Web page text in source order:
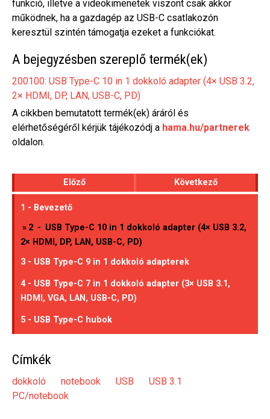
funkció, illetve a videokimenetek viszont csak akkor
működnek, ha a gazdagép az USB-C csatlakozón
keresztül szintén támogatja ezeket a funkciókat.
A bejegyzésben szereplő termék(ek)
200100: USB Type-C 10 in 1 dokkoló adapter (4× USB 3.2,
2× HDMI, DP, LAN, USB-C, PD)
A cikkben bemutatott termék(ek) áráról és
elérhetőségéről kérjük tájékozódj a hama.hu/partnerek
oldalon.
Előző Következő
1 - Bevezető
» 2 - USB Type-C 10 in 1 dokkoló adapter (4× USB 3.2,
2× HDMI, DP, LAN, USB-C, PD)
3 - USB Type-C 9 in 1 dokkoló adapterek
4 - USB Type-C 7 in 1 dokkoló adapter (3× USB 3.1,
HDMI, VGA, LAN, USB-C, PD)
5 - USB Type-C hubok
Címkék
dokkoló notebook USB
USB 3.1
PC/notebook